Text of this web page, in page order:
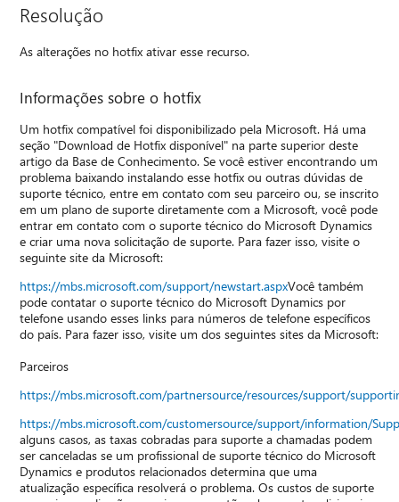
Resolução
As alterações no hotfix ativar esse recurso.
Informações sobre o hotfix
Um hotfix compatível foi disponibilizado pela Microsoft. Há uma
seção "Download de Hotfix disponível" na parte superior deste
artigo da Base de Conhecimento. Se você estiver encontrando um
problema baixando instalando esse hotfix ou outras dúvidas de
suporte técnico, entre em contato com seu parceiro ou, se inscrito
em um plano de suporte diretamente com a Microsoft, você pode
entrar em contato com o suporte técnico do Microsoft Dynamics
e criar uma nova solicitação de suporte. Para fazer isso, visite o
seguinte site da Microsoft:
https://mbs.microsoft.com/support/newstart.aspxVocê também
pode contatar o suporte técnico do Microsoft Dynamics por
telefone usando esses links para números de telefone específicos
do país. Para fazer isso, visite um dos seguintes sites da Microsoft:
Parceiros
https://mbs.microsoft.com/partnersource/resources/support/
https://mbs.microsoft.com/customersource/support/information/
alguns casos, as taxas cobradas para suporte a chamadas podem
ser canceladas se um profissional de suporte técnico do Microsoft
Dynamics e produtos relacionados determina que uma
atualização específica resolverá o problema. Os custos de suporte